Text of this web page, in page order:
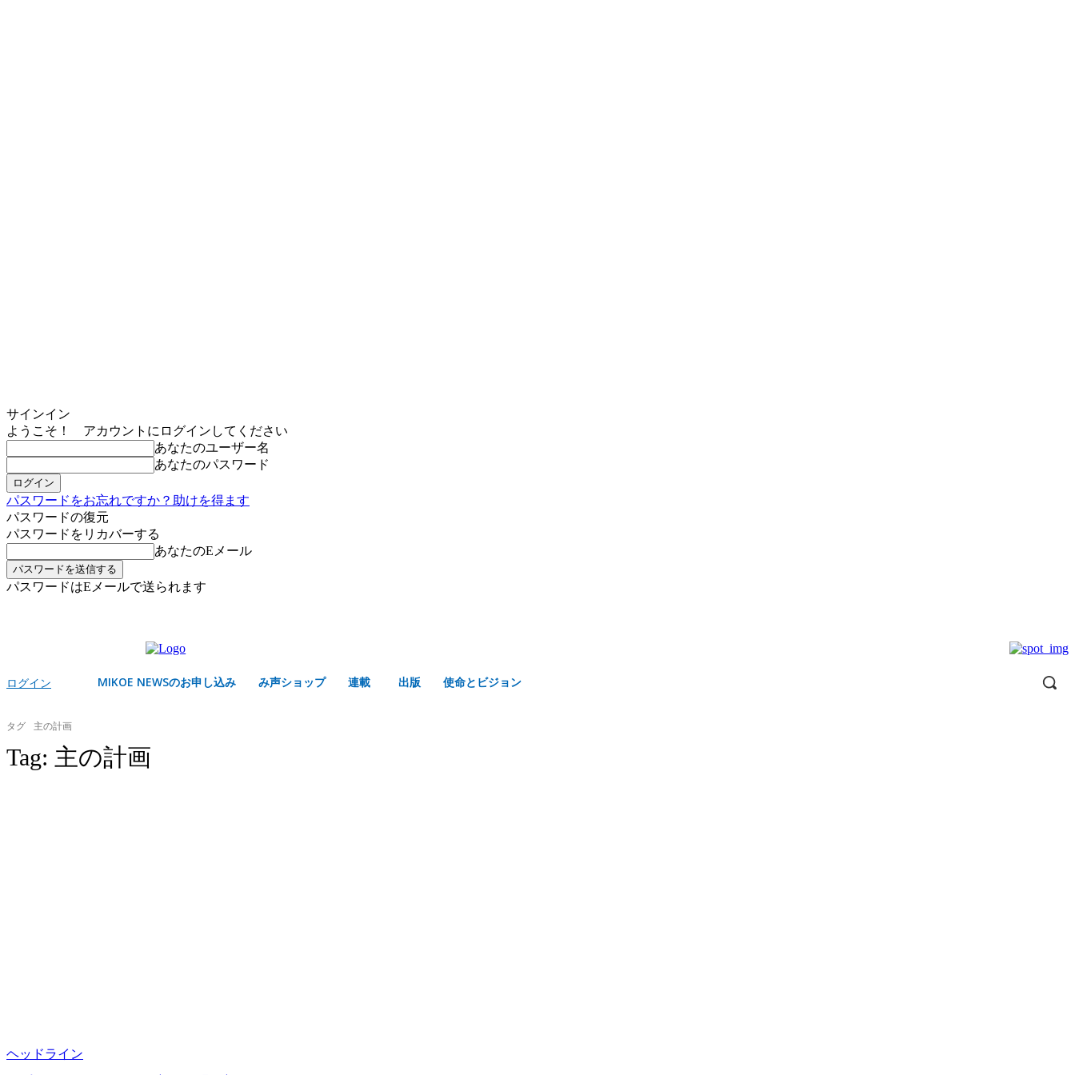
サインイン
ようこそ！ アカウントにログインしてください
あなたのユーザー名
あなたのパスワード
パスワードをお忘れですか？助けを得ます
パスワードの復元
パスワードをリカバーする
あなたのEメール
パスワードはEメールで送られます
ログイン MIKOE NEWSのお申し込み み声ショップ 連載 出版 使命とビジョン
タグ 主の計画
Tag: 主の計画
ヘッドライン